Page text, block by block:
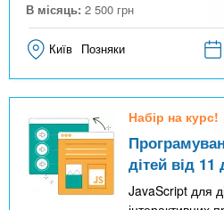
В місяць: 2 500 грн
Київ Позняки
Набір на курс!
дітей від 11
JavaScript для